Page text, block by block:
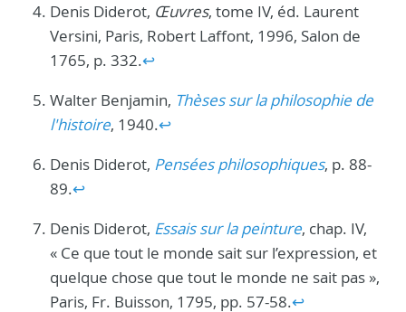
Denis Diderot, Œuvres, tome IV, éd. Laurent
Versini, Paris, Robert Laffont, 1996, Salon de
1765, p. 332.↩︎
Walter Benjamin, Thèses sur la philosophie de
l'histoire, 1940.↩︎
Denis Diderot, Pensées philosophiques, p. 88-
89.↩︎
Denis Diderot, Essais sur la peinture, chap. IV,
« Ce que tout le monde sait sur l’expression, et
quelque chose que tout le monde ne sait pas »,
Paris, Fr. Buisson, 1795, pp. 57-58.↩︎